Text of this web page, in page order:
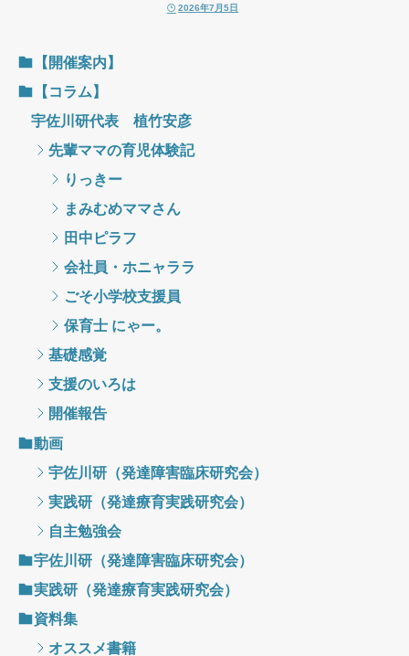
2026年7月5日
【開催案内】
【コラム】
宇佐川研代表 植竹安彦
先輩ママの育児体験記
りっきー
まみむめママさん
田中ピラフ
会社員・ホニャララ
ごそ小学校支援員
保育士 にゃー。
基礎感覚
支援のいろは
開催報告
動画
宇佐川研（発達障害臨床研究会）
実践研（発達療育実践研究会）
自主勉強会
宇佐川研（発達障害臨床研究会）
実践研（発達療育実践研究会）
資料集
オススメ書籍